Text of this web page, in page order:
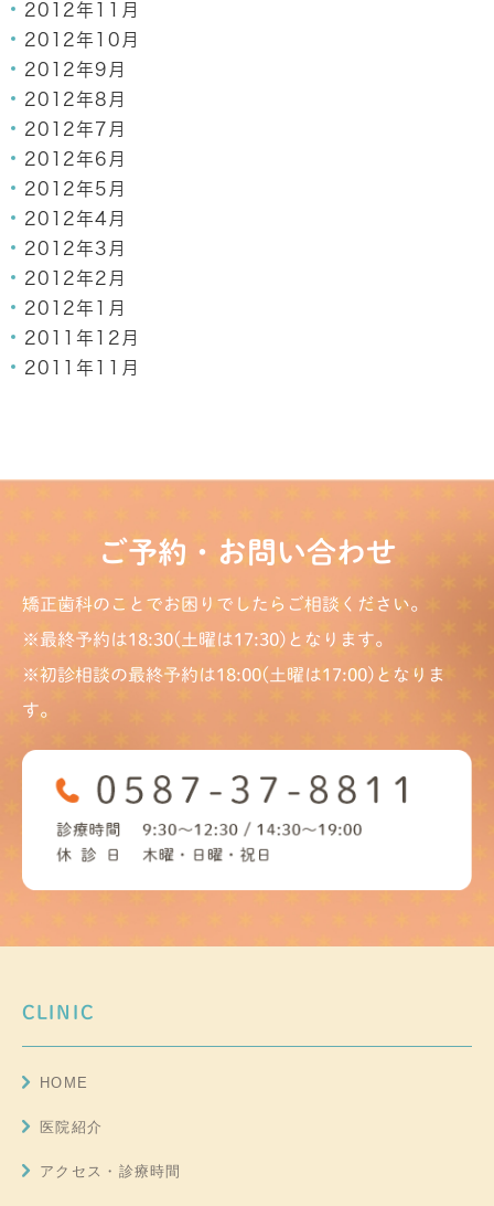
2012年11月
2012年10月
2012年9月
2012年8月
2012年7月
2012年6月
2012年5月
2012年4月
2012年3月
2012年2月
2012年1月
2011年12月
2011年11月
ご予約・お問い合わせ
矯正歯科のことでお困りでしたらご相談ください。
※最終予約は18:30(土曜は17:30)となります。
※初診相談の最終予約は18:00(土曜は17:00)となりま
す。
CLINIC
HOME
医院紹介
アクセス・診療時間